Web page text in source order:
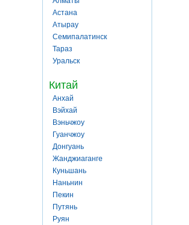
Астана
Атырау
Семипалатинск
Тараз
Уральск
Китай
Анхай
Вэйхай
Вэньчжоу
Гуанчжоу
Донгуань
Жанджиаганге
Куньшань
Наньнин
Пекин
Путянь
Руян